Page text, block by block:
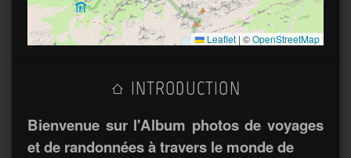
Leaflet | ©OpenStreetMap
INTRODUCTION
Bienvenue sur l'Album photos de voyages
et de randonnées à travers le monde de